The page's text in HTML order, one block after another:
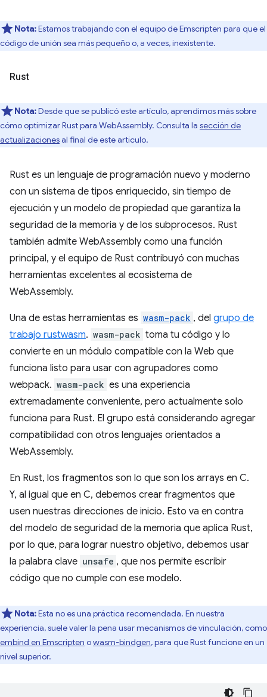
Nota:Estamos trabajando con el equipo de Emscripten para que el
código de unión sea más pequeño o, a veces, inexistente.
Rust
Nota:Desde que se publicó este artículo, aprendimos más sobre
cómo optimizar Rust para WebAssembly. Consulta la sección de
actualizacionesal final de este artículo.
Rust es un lenguaje de programación nuevo y moderno
con un sistema de tipos enriquecido, sin tiempo de
ejecución y un modelo de propiedad que garantiza la
seguridad de la memoria y de los subprocesos. Rust
también admite WebAssembly como una función
principal, y el equipo de Rust contribuyó con muchas
herramientas excelentes al ecosistema de
WebAssembly.
Una de estas herramientas es wasm-pack , del grupo de
trabajo rustwasm. wasm-pack toma tu código y lo
convierte en un módulo compatible con la Web que
funciona listo para usar con agrupadores como
webpack. wasm-pack es una experiencia
extremadamente conveniente, pero actualmente solo
funciona para Rust. El grupo está considerando agregar
compatibilidad con otros lenguajes orientados a
WebAssembly.
En Rust, los fragmentos son lo que son los arrays en C.
Y, al igual que en C, debemos crear fragmentos que
usen nuestras direcciones de inicio. Esto va en contra
del modelo de seguridad de la memoria que aplica Rust,
por lo que, para lograr nuestro objetivo, debemos usar
la palabra clave unsafe , que nos permite escribir
código que no cumple con ese modelo.
Nota:Esta no es una práctica recomendada. En nuestra
experiencia, suele valer la pena usar mecanismos de vinculación, como
embind en Emscripten owasm-bindgen, para que Rust funcione en un
nivel superior.